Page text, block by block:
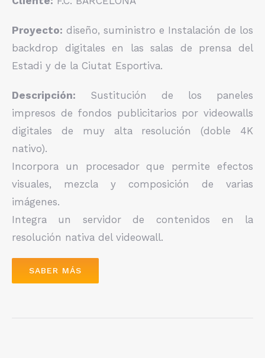
Proyecto: diseño, suministro e Instalación de los
backdrop digitales en las salas de prensa del
Estadi y de la Ciutat Esportiva.
Descripción: Sustitución de los paneles
impresos de fondos publicitarios por videowalls
digitales de muy alta resolución (doble 4K
nativo).
Incorpora un procesador que permite efectos
visuales, mezcla y composición de varias
imágenes.
Integra un servidor de contenidos en la
resolución nativa del videowall.
SABER MÁS